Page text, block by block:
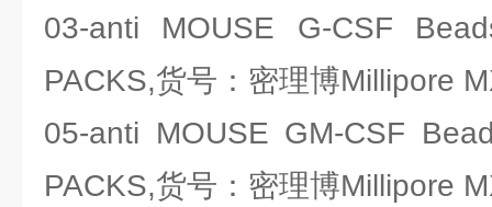
03-anti MOUSE G-CSF
PACKS,货号：密理博Millipore
05-anti MOUSE GM-CSF
PACKS,货号：密理博Millipore